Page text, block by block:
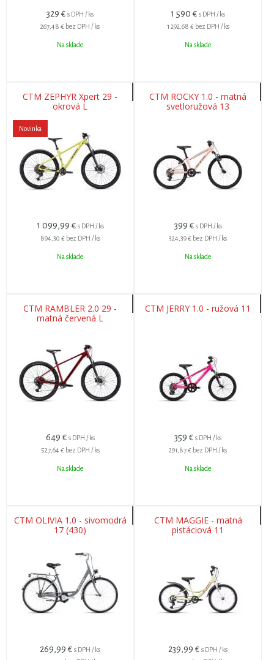
329 € s DPH / ks
267,48 € bez DPH / ks
Na sklade
1 590 € s DPH / ks
1 292,68 € bez DPH / ks
Na sklade
CTM ZEPHYR Xpert 29 -
okrová L
Novinka
1 099,99 € s DPH / ks
894,30 € bez DPH / ks
Na sklade
CTM ROCKY 1.0 - matná
svetloružová 13
399 € s DPH / ks
324,39 € bez DPH / ks
Na sklade
CTM RAMBLER 2.0 29 -
matná červená L
649 € s DPH / ks
527,64 € bez DPH / ks
Na sklade
CTM JERRY 1.0 - ružová 11
359 € s DPH / ks
291,87 € bez DPH / ks
Na sklade
CTM OLIVIA 1.0 - sivomodrá
17 (430)
269,99 € s DPH / ks
CTM MAGGIE - matná
pistáciová 11
239,99 € s DPH / ks